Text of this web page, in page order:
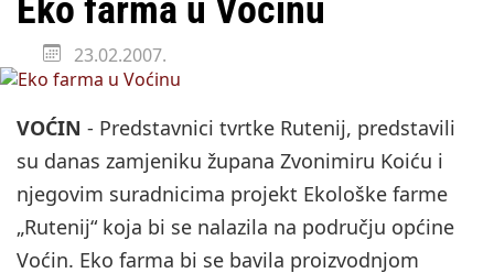
najavio za jesen
HŽ Infrastruktura: Nesreće na željezničkim prijelazima
prepolovljene
Eko farma u Voćinu
23.02.2007.
VOĆIN - Predstavnici tvrtke Rutenij, predstavili
su danas zamjeniku župana Zvonimiru Koiću i
njegovim suradnicima projekt Ekološke farme
„Rutenij“ koja bi se nalazila na području općine
Voćin. Eko farma bi se bavila proizvodnjom